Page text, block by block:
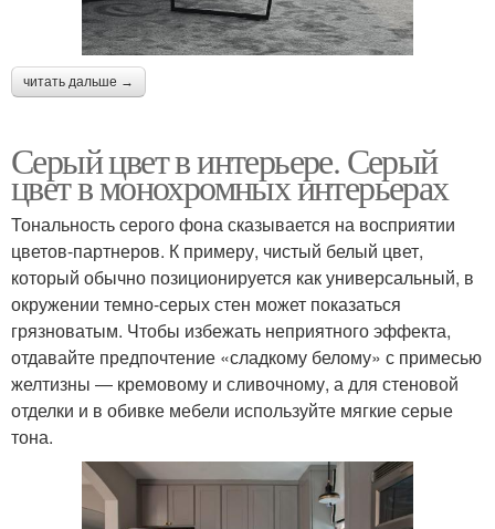
читать дальше →
Серый цвет в интерьере. Серый
цвет в монохромных интерьерах
Тональность серого фона сказывается на восприятии
цветов-партнеров. К примеру, чистый белый цвет,
который обычно позиционируется как универсальный, в
окружении темно-серых стен может показаться
грязноватым. Чтобы избежать неприятного эффекта,
отдавайте предпочтение «сладкому белому» с примесью
желтизны ― кремовому и сливочному, а для стеновой
отделки и в обивке мебели используйте мягкие серые
тона.